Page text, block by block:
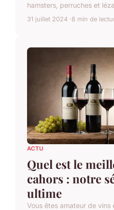
hamsters, perruches et
31 juillet 2024 8 min de
ACTU
Quel est le
cahors : notre
ultime
Vous êtes amateur de vins